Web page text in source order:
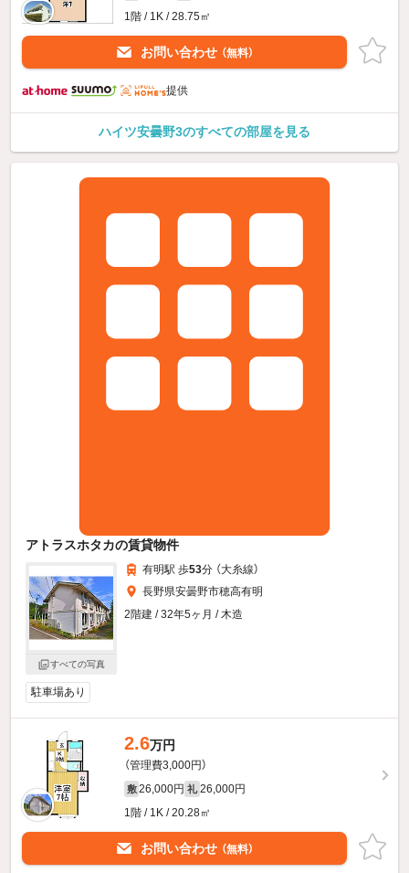
1階 / 1K / 28.75㎡
お問い合わせ （無料）
提供
ハイツ安曇野3のすべての部屋を見る
アトラスホタカの賃貸物件
すべての写真
有明駅 歩53分 （大糸線）
長野県安曇野市穂高有明
2階建 / 32年5ヶ月 / 木造
駐車場あり
2.6万円
（管理費3,000円）
敷 26,000円 礼 26,000円
1階 / 1K / 20.28㎡
お問い合わせ （無料）